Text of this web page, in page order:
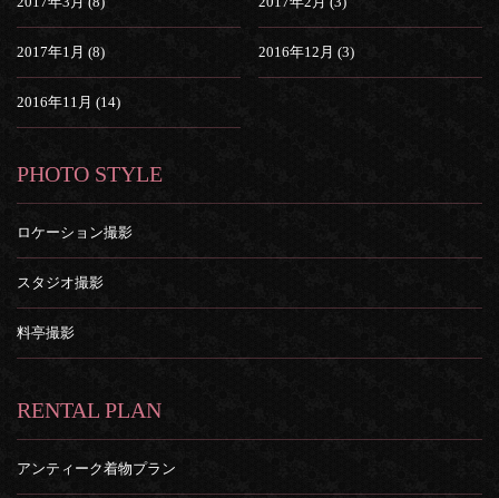
2017年1月 (8) 2016年12月 (3)
2016年11月 (14)
PHOTO STYLE
ロケーション撮影
スタジオ撮影
料亭撮影
RENTAL PLAN
アンティーク着物プラン